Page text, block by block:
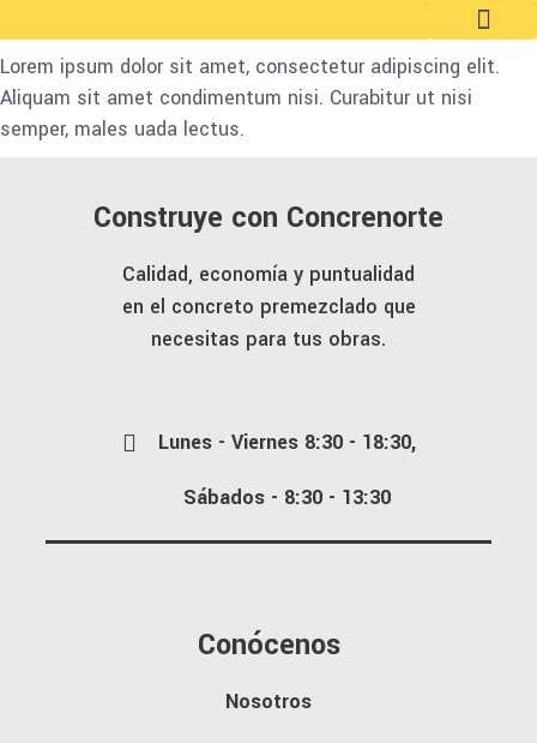
Lorem ipsum dolor sit amet, consectetur adipiscing elit.
Aliquam sit amet condimentum nisi. Curabitur ut nisi
semper, males uada lectus.
Construye con Concrenorte
Calidad, economía y puntualidad
en el concreto premezclado que
necesitas para tus obras.
Lunes - Viernes 8:30 - 18:30,
Sábados - 8:30 - 13:30
Conócenos
Nosotros